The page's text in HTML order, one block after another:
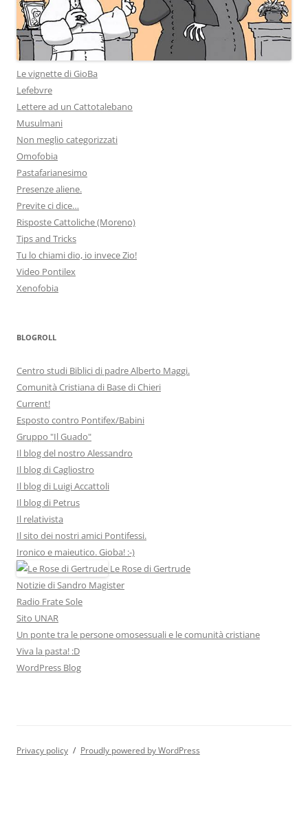
Le vignette di GioBa
Lefebvre
Lettere ad un Cattotalebano
Musulmani
Non meglio categorizzati
Omofobia
Pastafarianesimo
Presenze aliene.
Previte ci dice…
Risposte Cattoliche (Moreno)
Tips and Tricks
Tu lo chiami dio, io invece Zio!
Video Pontilex
Xenofobia
BLOGROLL
Centro studi Biblici di padre Alberto Maggi.
Comunità Cristiana di Base di Chieri
Current!
Esposto contro Pontifex/Babini
Gruppo "Il Guado"
Il blog del nostro Alessandro
Il blog di Cagliostro
Il blog di Luigi Accattoli
Il blog di Petrus
Il relativista
Il sito dei nostri amici Pontifessi.
Ironico e maieutico. Gioba! :-)
Le Rose di Gertrude
Notizie di Sandro Magister
Radio Frate Sole
Sito UNAR
Un ponte tra le persone omosessuali e le comunità cristiane
Viva la pasta! :D
WordPress Blog
Privacy policy Proudly powered by WordPress